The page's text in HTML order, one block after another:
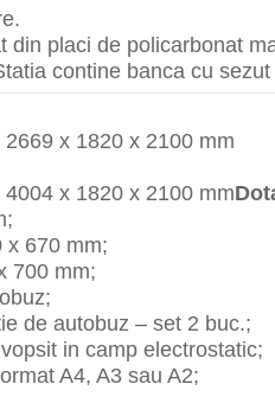
din placi de policarbonat
contine banca cu
x 1820 x 2100 mm
x 1820 x 2100 mm
x 670 mm;
700 mm;
de autobuz – set 2 buc.;
in camp electrostatic;
A4, A3 sau A2;